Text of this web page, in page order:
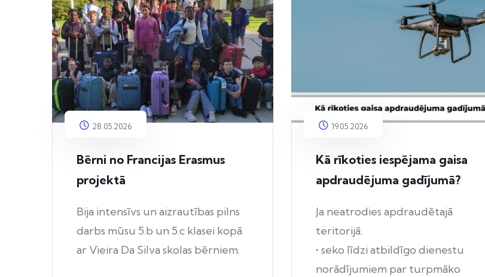
28.05.2026
Bērni no Francijas Erasmus
projektā
Bija intensīvs un aizrautības pilns
darbs mūsu 5.b un 5.c klasei kopā
ar Vieira Da Silva skolas bērniem.
19.05.2026
Kā rīkoties iespējama gaisa
apdraudējuma gadījumā?
Ja neatrodies apdraudētajā
teritorijā:
• seko līdzi atbildīgo dienestu
norādījumiem par turpmāko